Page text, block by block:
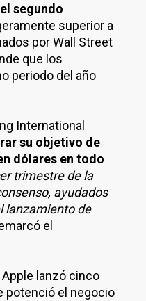
segundo
superior a
por Wall Street
que los
periodo del año
International
su objetivo de
dólares en todo
trimestre de la
ayudados
lanzamiento de
el
lanzó cinco
potenció el negocio